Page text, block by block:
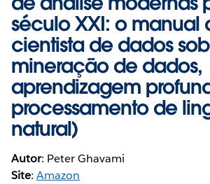
século XXI: o manual
cientista de dados
mineração de dados,
aprendizagem
processamento de
natural)
Autor: Peter Ghavami
Site:Amazon